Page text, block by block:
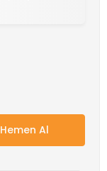
Hemen Al